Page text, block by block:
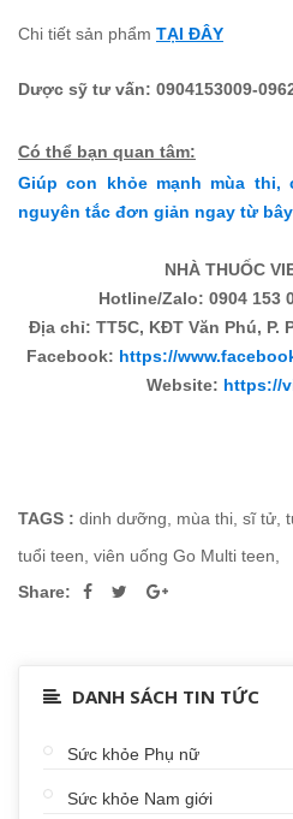
Chi tiết sản phẩm TẠI ĐÂY
Dược sỹ tư vấn: 0904153009-
Có thể bạn quan tâm:
Giúp con khỏe mạnh mùa thi,
nguyên tắc đơn giản ngay từ
NHÀ THUỐC
Hotline/Zalo: 0904 153
Địa chỉ: TT5C, KĐT Văn Phú, P.
Facebook: https://
Website: https://
TAGS : dinh dưỡng mùa thi sĩ tử
tuổi teen viên uống Go Multi teen
Share:
DANH SÁCH TIN TỨC
Sức khỏe Phụ nữ
Sức khỏe Nam giới